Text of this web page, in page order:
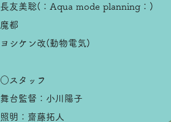
長友美聡(：Aqua mode planning：)
魔都
ヨシケン改(動物電気)
○スタッフ
舞台監督：小川陽子
照明：齋藤拓人